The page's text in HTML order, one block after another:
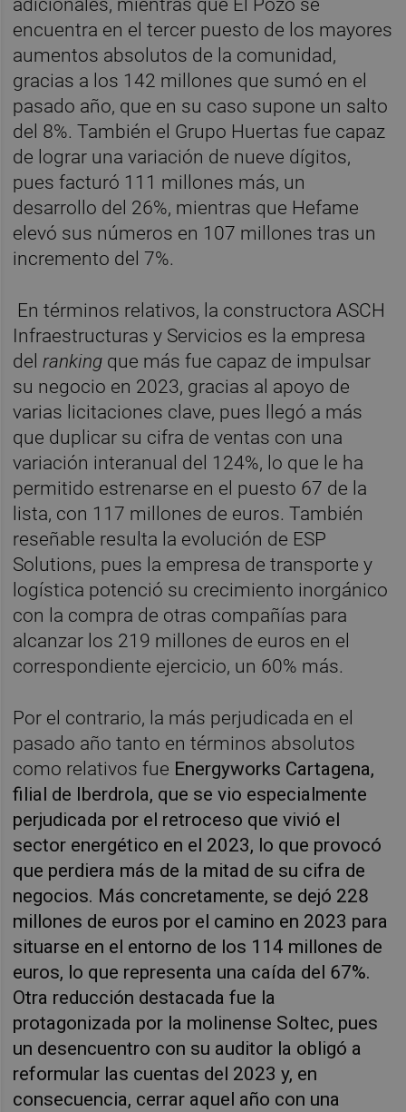
encuentra en el tercer puesto de los mayores
aumentos absolutos de la comunidad,
gracias a los 142 millones que sumó en el
pasado año, que en su caso supone un salto
del 8%. También el Grupo Huertas fue capaz
de lograr una variación de nueve dígitos,
pues facturó 111 millones más, un
desarrollo del 26%, mientras que Hefame
elevó sus números en 107 millones tras un
incremento del 7%.
En términos relativos, la constructora ASCH
Infraestructuras y Servicios es la empresa
delranking que más fue capaz de impulsar
su negocio en 2023, gracias al apoyo de
varias licitaciones clave, pues llegó a más
que duplicar su cifra de ventas con una
variación interanual del 124%, lo que le ha
permitido estrenarse en el puesto 67 de la
lista, con 117 millones de euros. También
reseñable resulta la evolución de ESP
Solutions, pues la empresa de transporte y
logística potenció su crecimiento inorgánico
con la compra de otras compañías para
alcanzar los 219 millones de euros en el
correspondiente ejercicio, un 60% más.
Por el contrario, la más perjudicada en el
pasado año tanto en términos absolutos
como relativos fue Energyworks Cartagena,
filial de Iberdrola, que se vio especialmente
perjudicada por el retroceso que vivió el
sector energético en el 2023, lo que provocó
que perdiera más de la mitad de su cifra de
negocios. Más concretamente, se dejó 228
millones de euros por el camino en 2023 para
situarse en el entorno de los 114 millones de
euros, lo que representa una caída del 67%.
Otra reducción destacada fue la
protagonizada por la molinense Soltec, pues
un desencuentro con su auditor la obligó a
reformular las cuentas del 2023 y, en
consecuencia, cerrar aquel año con una